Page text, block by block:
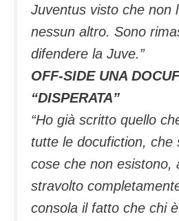
Juventus visto che non
nessun altro. Sono
difendere la Juve.”
OFF-SIDE UNA
“DISPERATA”
“Ho già scritto quello
tutte le docufiction, che
cose che non esistono,
stravolto
consola il fatto che chi